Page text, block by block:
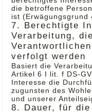
die betroffene
ist (Erwägungsgrund
7. Berechtigte
Verarbeitung,
verfolgt werden
Basiert die
Artikel 6 I lit. f DS-
Interesse die
zugunsten des
und unserer
8. Dauer, für die